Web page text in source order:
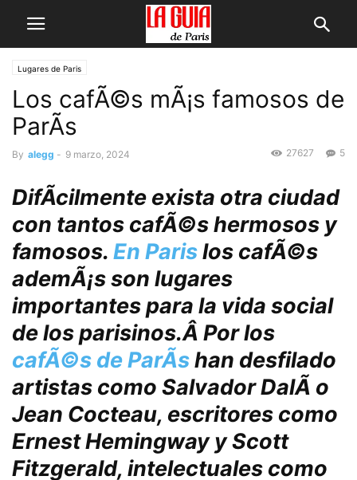
Lugares de Pari­s
Los cafÃ©s mÃ¡s famosos de
ParÃ­s
By alegg - 9 marzo, 2024 5
27627
DifÃ­cilmente exista otra ciudad
con tantos cafÃ©s hermosos y
famosos. En Parislos cafÃ©s
ademÃ¡s son lugares
importantes para la vida social
de los parisinos.Â Por los
cafÃ©s de ParÃ­shan desfilado
artistas como Salvador DalÃ­ o
Jean Cocteau, escritores como
Ernest Hemingway y Scott
Fitzgerald, intelectuales como